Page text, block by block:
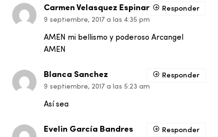
Carmen Velasquez Espinar
9 septiembre, 2017 a las 4:35 pm
AMEN mi bellismo y poderoso Arcangel
AMEN
Responder
Blanca Sanchez
9 septiembre, 2017 a las 5:23 am
Así sea
Responder
Evelin García Bandres Responder